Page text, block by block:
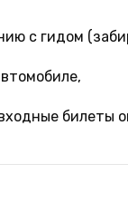
с гидом
билеты